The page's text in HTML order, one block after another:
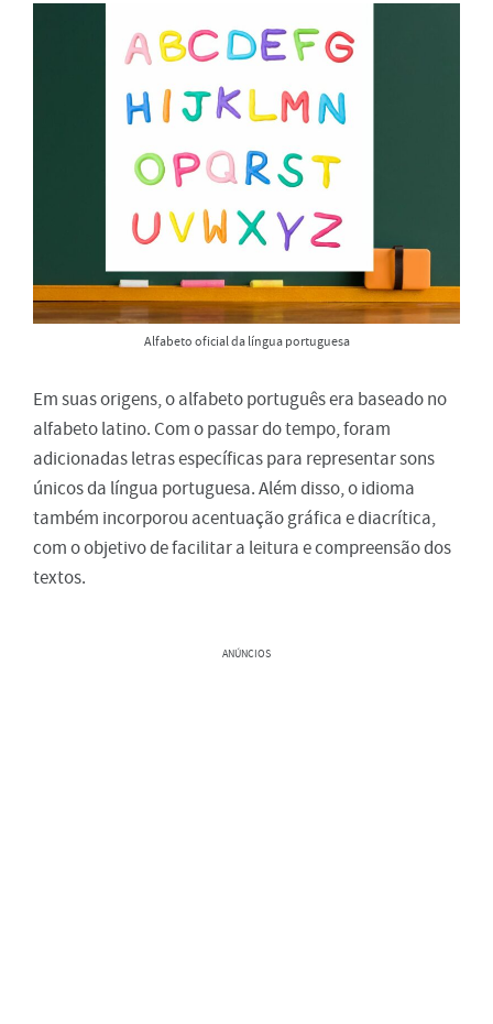
Alfabeto oficial da língua portuguesa
Em suas origens, o alfabeto português era baseado no
alfabeto latino. Com o passar do tempo, foram
adicionadas letras específicas para representar sons
únicos da língua portuguesa. Além disso, o idioma
também incorporou acentuação gráfica e diacrítica,
com o objetivo de facilitar a leitura e compreensão dos
textos.
ANÚNCIOS